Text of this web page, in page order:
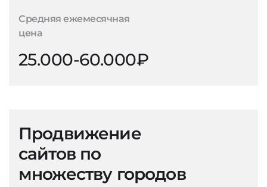
Средняя ежемесячная
цена
25.000-60.000₽
Продвижение
сайтов по
множеству городов